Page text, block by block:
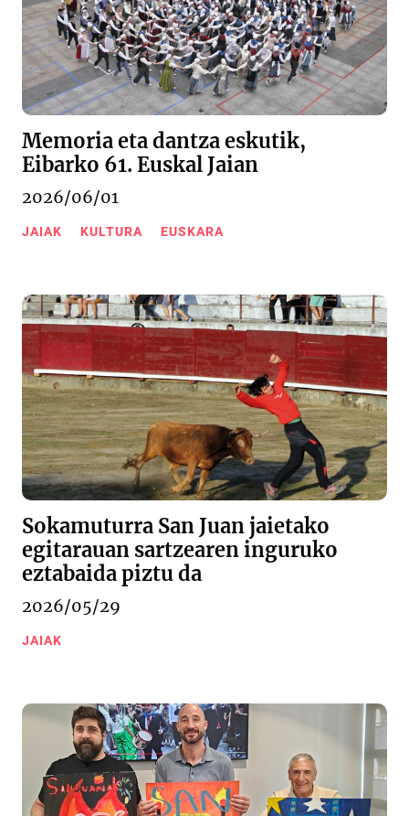
Memoria eta dantza eskutik,
Eibarko 61. Euskal Jaian
2026/06/01
JAIAK KULTURA EUSKARA
Sokamuturra San Juan jaietako
egitarauan sartzearen inguruko
eztabaida piztu da
2026/05/29
JAIAK